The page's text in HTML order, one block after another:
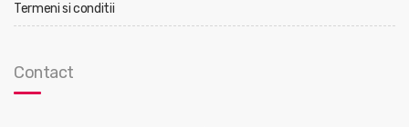
Termeni si conditii
Contact